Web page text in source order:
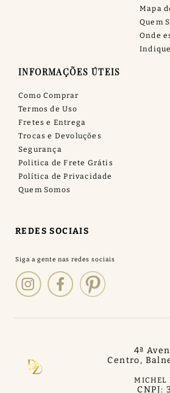
Mapa
Quem
Onde
INFORMAÇÕES ÚTEIS
Como Comprar
Termos de Uso
Fretes e Entrega
Trocas e Devoluções
Segurança
Politica de Frete Grátis
Política de Privacidade
Quem Somos
REDES SOCIAIS
MICHEL
4ª
Centro,
CNPJ: